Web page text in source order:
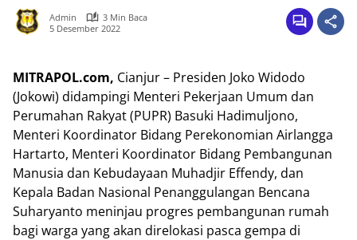
Admin
3 Min Baca
5 Desember 2022
MITRAPOL.com, Cianjur – Presiden Joko Widodo
(Jokowi) didampingi Menteri Pekerjaan Umum dan
Perumahan Rakyat (PUPR) Basuki Hadimuljono,
Menteri Koordinator Bidang Perekonomian Airlangga
Hartarto, Menteri Koordinator Bidang Pembangunan
Manusia dan Kebudayaan Muhadjir Effendy, dan
Kepala Badan Nasional Penanggulangan Bencana
Suharyanto meninjau progres pembangunan rumah
bagi warga yang akan direlokasi pasca gempa di